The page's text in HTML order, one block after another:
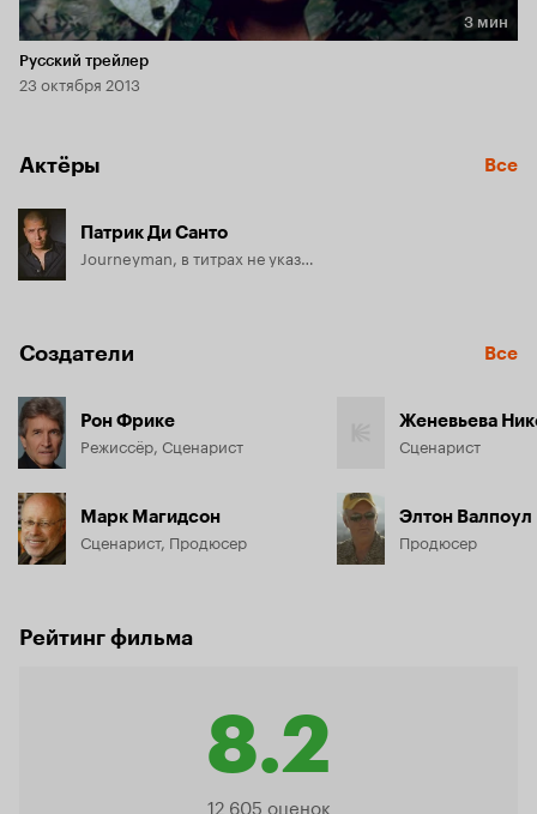
Длительность 3 мин
3 мин
Русский трейлер
23 октября 2013
Актёры Все
Патрик Ди Санто
Создатели Все
Рон Фрике
Режиссёр, Сценарист
Марк Магидсон
Сценарист, Продюсер
Женевьева
Сценарист
Элтон Валпоул
Продюсер
Рейтинг фильма
8.2
Рейтинг
12 605 оценок